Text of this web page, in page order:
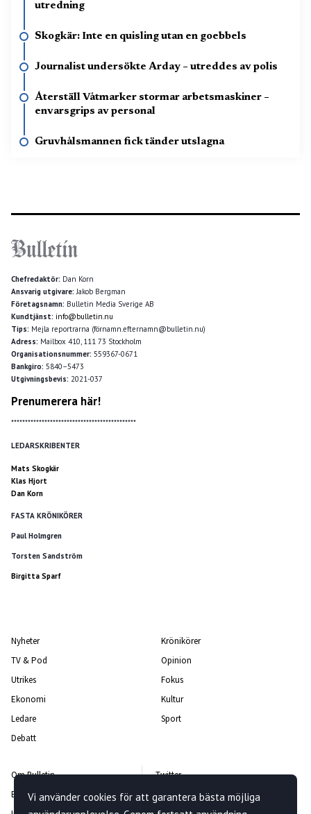
utredning
Skogkär: Inte en quisling utan en goebbels
Journalist undersökte Arday – utreddes av polis
Återställ Våtmarker stormar arbetsmaskiner –
envarsgrips av personal
Gruvhålsmannen fick tänder utslagna
Chefredaktör: Dan Korn
Ansvarig utgivare:Jakob Bergman
Företagsnamn: Bulletin Media Sverige AB
Kundtjänst: info@bulletin.nu
Tips: Mejla reportrarna (förnamn.efternamn@bulletin.nu)
Adress: Mailbox 410, 111 73 Stockholm
Organisationsnummer: 559367-0671
Bankgiro: 5840–5473
Utgivningsbevis: 2021-037
Prenumerera här!
*********************************************
LEDARSKRIBENTER
Mats Skogkär
Klas Hjort
Dan Korn
FASTA KRÖNIKÖRER
Paul Holmgren
Torsten Sandström
Birgitta Sparf
Nyheter
TV & Pod
Utrikes
Ekonomi
Ledare
Debatt
Krönikörer
Opinion
Fokus
Kultur
Sport
Om Bulletin
Bulletin-teamet
Twitter
Facebook
Vi använder cookies för att garantera bästa möjliga